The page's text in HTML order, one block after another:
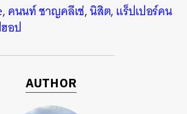
,คนนท์ ชาญคลีเช่,นิสิต,แร็ปเปอร์คน
อป
AUTHOR